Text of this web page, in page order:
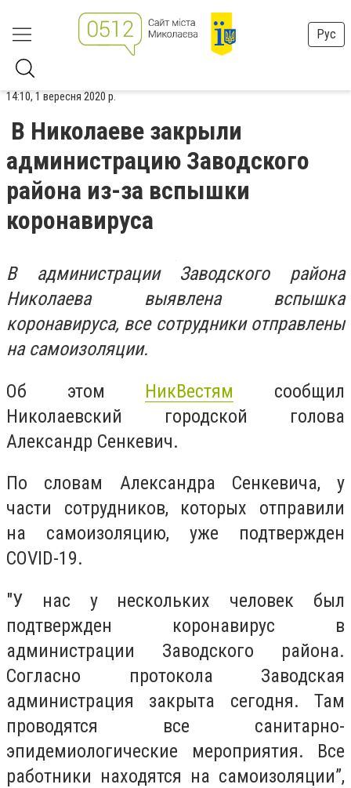
Рус
14:10, 1 вересня 2020 р.
В Николаеве закрыли
администрацию Заводского
района из-за вспышки
коронавируса
В администрации Заводского района
Николаева выявлена ​​вспышка
коронавируса, все сотрудники отправлены
на самоизоляции.
Об этом НикВестям сообщил
Николаевский городской голова
Александр Сенкевич.
По словам Александра Сенкевича, у
части сотрудников, которых отправили
на самоизоляцию, уже подтвержден
COVID-19.
"У нас у нескольких человек был
подтвержден коронавирус в
администрации Заводского района.
Согласно протокола Заводская
администрация закрыта сегодня. Там
проводятся все санитарно-
эпидемиологические мероприятия. Все
работники находятся на самоизоляции”,